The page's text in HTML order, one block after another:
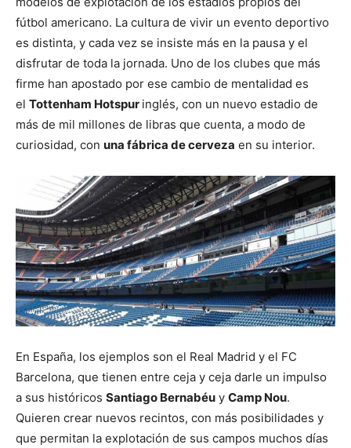
fútbol americano. La cultura de vivir un evento deportivo
es distinta, y cada vez se insiste más en la pausa y el
disfrutar de toda la jornada. Uno de los clubes que más
firme han apostado por ese cambio de mentalidad es
el Tottenham Hotspur inglés, con un nuevo estadio de
más de mil millones de libras que cuenta, a modo de
curiosidad, con una fábrica de cerveza en su interior.
En España, los ejemplos son el Real Madrid y el FC
Barcelona, que tienen entre ceja y ceja darle un impulso
a sus históricos Santiago Bernabéu y Camp Nou.
Quieren crear nuevos recintos, con más posibilidades y
que permitan la explotación de sus campos muchos días